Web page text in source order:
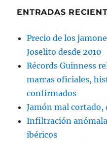
ENTRADAS
Precio de los
Joselito desde 2010
Récords Guinness
marcas oficiales,
confirmados
Jamón mal
Infiltración
ibéricos